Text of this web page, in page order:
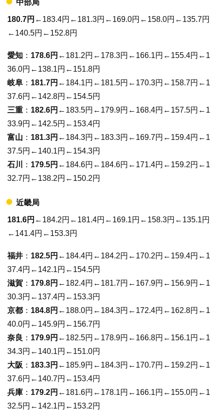
中部局
180.7円 ←183.4円←181.3円←169.0円←158.0円←135.7円
←140.5円←152.8円
愛知 ： 178.6円 ←181.2円←178.3円←166.1円←155.4円←1
36.0円←138.1円←151.8円
岐阜 ： 181.7円 ←184.1円←181.5円←170.3円←158.7円←1
37.6円←142.8円←154.5円
三重 ： 182.6円 ←183.5円←179.9円←168.4円←157.5円←1
33.9円←142.5円←153.4円
富山 ： 181.3円 ←184.3円←183.3円←169.7円←159.4円←1
37.5円←140.1円←154.3円
石川
： 179.5円 ←184.6円←184.6円←171.4円←159.2円←1
32.7円←138.2円←150.2円
近畿局
181.6円 ←184.2円←181.4円←169.1円←158.3円←135.1円
←141.4円←153.3円
福井 ： 182.5円 ←184.4円←184.2円←170.2円←159.4円←1
37.4円←142.1円←154.5円
滋賀 ： 179.8円 ←182.4円←181.7円←167.9円←156.9円←1
30.3円←137.4円←153.3円
京都 ： 184.8円 ←188.0円←184.3円←172.4円←162.8円←1
40.0円←145.9円←156.7円
奈良 ： 179.9円 ←182.5円←178.9円←166.8円←156.1円←1
34.3円←140.1円←151.0円
大阪 ： 183.3円 ←185.9円←184.3円←170.7円←159.2円←1
37.6円←140.7円←153.4円
兵庫 ： 179.2円 ←181.6円←178.1円←166.1円←155.0円←1
32.5円←142.1円←153.2円